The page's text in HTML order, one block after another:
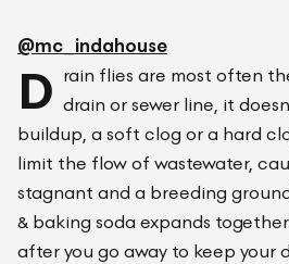
@mc_indahouse
D rain flies are most often
drain or sewer line, it
buildup, a soft clog or a hard
limit the flow of wastewater,
stagnant and a breeding
& baking soda expands
after you go away to keep your